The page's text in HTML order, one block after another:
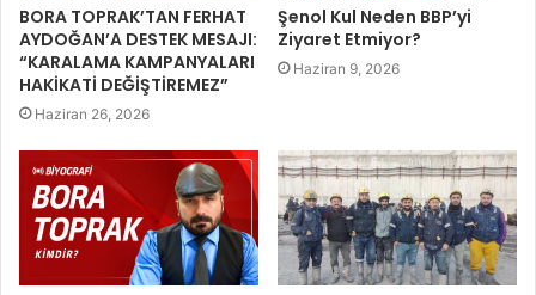
BORA TOPRAK’TAN FERHAT
AYDOĞAN’A DESTEK MESAJI:
“KARALAMA KAMPANYALARI
HAKİKATİ DEĞİŞTİREMEZ”
Haziran 26, 2026
Şenol Kul Neden BBP’yi
Ziyaret Etmiyor?
Haziran 9, 2026